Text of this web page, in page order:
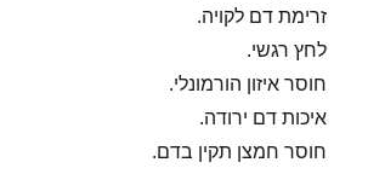
זרימת דם לקויה.
לחץ רגשי.
חוסר איזון הורמונלי.
איכות דם ירודה.
חוסר חמצן תקין בדם.